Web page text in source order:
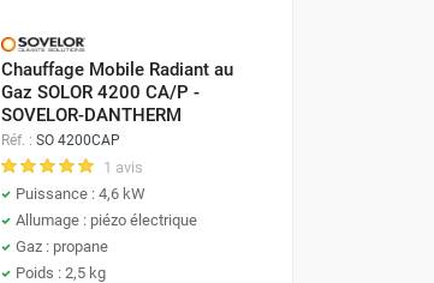
Chauffage Mobile Radiant au
Gaz SOLOR 4200 CA/P -
SOVELOR-DANTHERM
Réf. : SO 4200CAP
1 avis
Puissance : 4,6 kW
Allumage : piézo électrique
Gaz : propane
Poids : 2,5 kg